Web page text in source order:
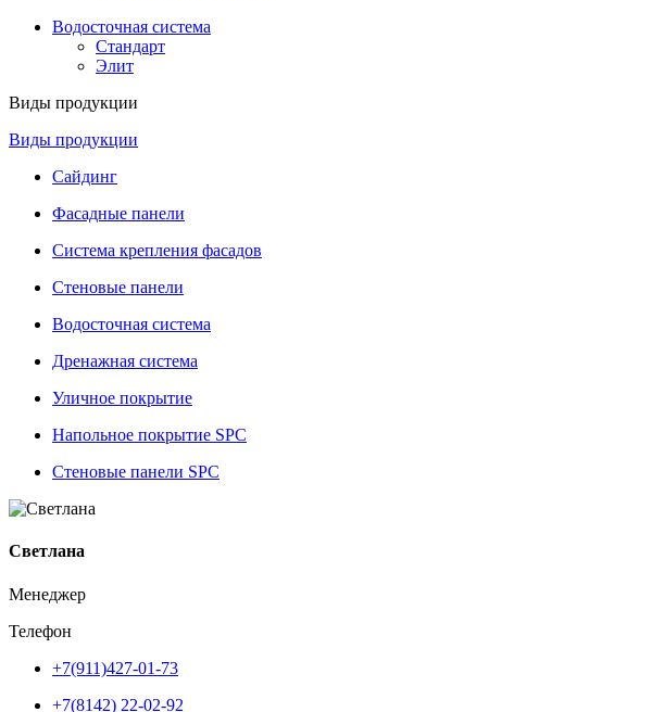
Водосточная система
Стандарт
Элит
Виды продукции
Виды продукции
Сайдинг
Фасадные панели
Система крепления фасадов
Стеновые панели
Водосточная система
Дренажная система
Уличное покрытие
Напольное покрытие SPC
Стеновые панели SPC
Светлана
Менеджер
Телефон
+7(911)427-01-73
+7(8142) 22-02-92